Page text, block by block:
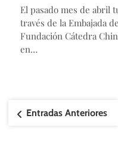
El pasado mes de abril
través de la Embajada
Fundación Cátedra
en…
Entradas Anteriores